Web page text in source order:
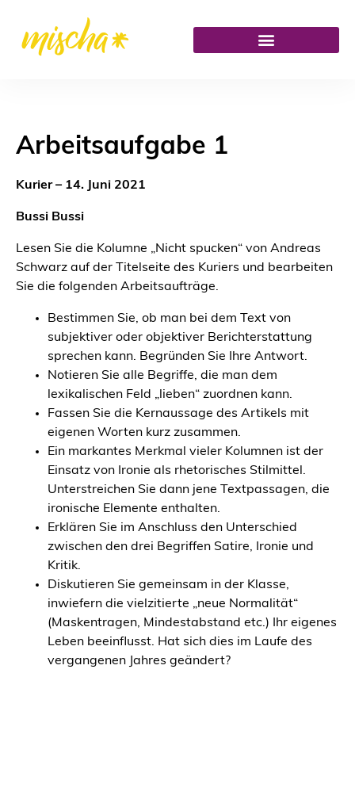
Arbeitsaufgabe 1
Kurier – 14. Juni 2021
Bussi Bussi
Lesen Sie die Kolumne „Nicht spucken“ von Andreas
Schwarz auf der Titelseite des Kuriers und bearbeiten
Sie die folgenden Arbeitsaufträge.
Bestimmen Sie, ob man bei dem Text von
subjektiver oder objektiver Berichterstattung
sprechen kann. Begründen Sie Ihre Antwort.
Notieren Sie alle Begriffe, die man dem
lexikalischen Feld „lieben“ zuordnen kann.
Fassen Sie die Kernaussage des Artikels mit
eigenen Worten kurz zusammen.
Ein markantes Merkmal vieler Kolumnen ist der
Einsatz von Ironie als rhetorisches Stilmittel.
Unterstreichen Sie dann jene Textpassagen, die
ironische Elemente enthalten.
Erklären Sie im Anschluss den Unterschied
zwischen den drei Begriffen Satire, Ironie und
Kritik.
Diskutieren Sie gemeinsam in der Klasse,
inwiefern die vielzitierte „neue Normalität“
(Maskentragen, Mindestabstand etc.) Ihr eigenes
Leben beeinflusst. Hat sich dies im Laufe des
vergangenen Jahres geändert?